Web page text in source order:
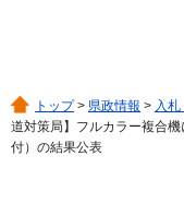
トップ> 県政情報 > 入
道対策局】フルカラー複合
付）の結果公表